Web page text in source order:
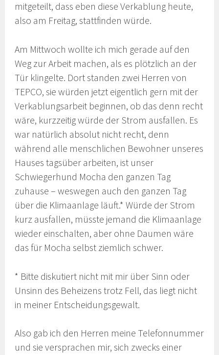
mitgeteilt, dass eben diese Verkablung heute,
also am Freitag, stattfinden würde.
Am Mittwoch wollte ich mich gerade auf den
Weg zur Arbeit machen, als es plötzlich an der
Tür klingelte. Dort standen zwei Herren von
TEPCO, sie würden jetzt eigentlich gern mit der
Verkablungsarbeit beginnen, ob das denn recht
wäre, kurzzeitig würde der Strom ausfallen. Es
war natürlich absolut nicht recht, denn
während alle menschlichen Bewohner unseres
Hauses tagsüber arbeiten, ist unser
Schwiegerhund Mocha den ganzen Tag
zuhause – weswegen auch den ganzen Tag
über die Klimaanlage läuft.* Würde der Strom
kurz ausfallen, müsste jemand die Klimaanlage
wieder einschalten, aber ohne Daumen wäre
das für Mocha selbst ziemlich schwer.
* Bitte diskutiert nicht mit mir über Sinn oder
Unsinn des Beheizens trotz Fell, das liegt nicht
in meiner Entscheidungsgewalt.
Also gab ich den Herren meine Telefonnummer
und sie versprachen mir, sich zwecks einer